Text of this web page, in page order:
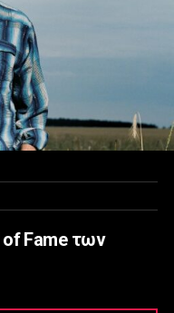
of Fame των